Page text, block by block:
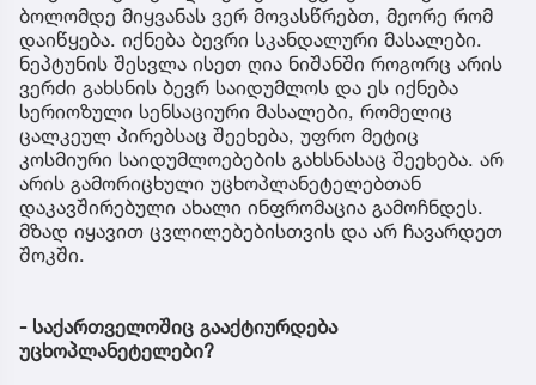
ბოლომდე მიყვანას ვერ მოვასწრებთ, მეორე რომ
დაიწყება. იქნება ბევრი სკანდალური მასალები.
ნეპტუნის შესვლა ისეთ ღია ნიშანში როგორც არის
ვერძი გახსნის ბევრ საიდუმლოს და ეს იქნება
სერიოზული სენსაციური მასალები, რომელიც
ცალკეულ პირებსაც შეეხება, უფრო მეტიც
კოსმიური საიდუმლოებების გახსნასაც შეეხება. არ
არის გამორიცხული უცხოპლანეტელებთან
დაკავშირებული ახალი ინფრომაცია გამოჩნდეს.
მზად იყავით ცვლილებებისთვის და არ ჩავარდეთ
შოკში.
- საქართველოშიც გააქტიურდება
უცხოპლანეტელები?